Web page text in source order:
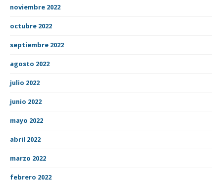
noviembre 2022
octubre 2022
septiembre 2022
agosto 2022
julio 2022
junio 2022
mayo 2022
abril 2022
marzo 2022
febrero 2022